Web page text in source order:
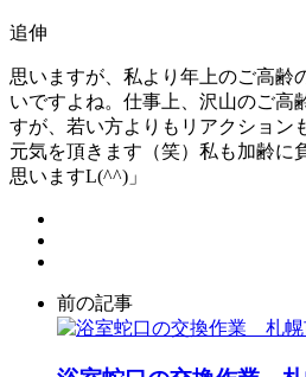
追伸
思いますが、私より年上のご高齢
いですよね。仕事上、沢山のご高
すが、若い方よりもリアクション
元気を頂きます（笑）私も加齢に
思いますL(^^)」
前の記事